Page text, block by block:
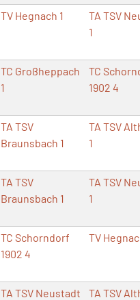
TV Hegnach 1
TA TSV
1
TC Großheppach
1
TC
1902 4
TA TSV
Braunsbach 1
TA TSV
1
TA TSV
Braunsbach 1
TA TSV
1
TC Schorndorf
1902 4
TV
TA TSV Neustadt
TA TSV